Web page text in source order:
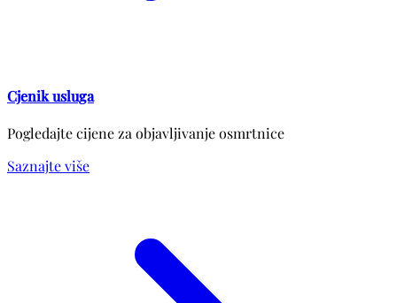
Cjenik usluga
Pogledajte cijene za objavljivanje osmrtnice
Saznajte više